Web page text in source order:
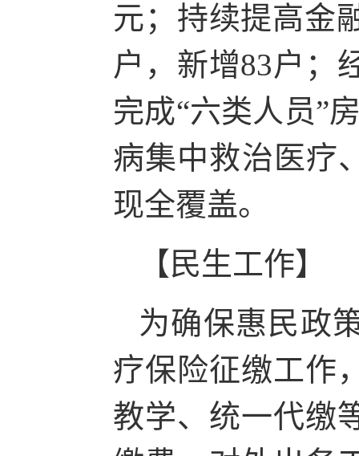
元；持续提高金
户，新增83户；
完成“六类人员”
病集中救治医疗
现全覆盖。
【民生工作】
为确保惠民政
疗保险征缴工作
教学、统一代缴